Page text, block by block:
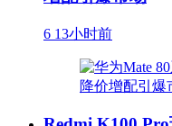
6 13小时前